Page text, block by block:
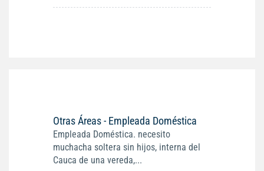
Otras Áreas - Empleada Doméstica
Empleada Doméstica. necesito
muchacha soltera sin hijos, interna del
Cauca de una vereda,...